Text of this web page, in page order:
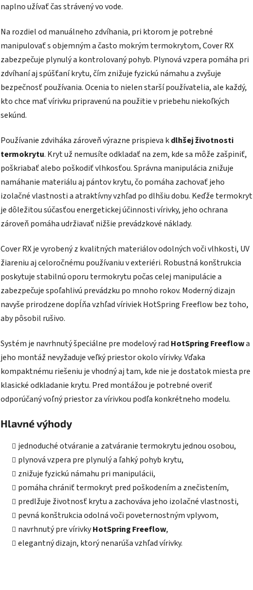
naplno užívať čas strávený vo vode.
Na rozdiel od manuálneho zdvíhania, pri ktorom je potrebné
manipulovať s objemným a často mokrým termokrytom, Cover RX
zabezpečuje plynulý a kontrolovaný pohyb. Plynová vzpera pomáha pri
zdvíhaní aj spúšťaní krytu, čím znižuje fyzickú námahu a zvyšuje
bezpečnosť používania. Ocenia to nielen starší používatelia, ale každý,
kto chce mať vírivku pripravenú na použitie v priebehu niekoľkých
sekúnd.
Používanie zdviháka zároveň výrazne prispieva kdlhšej životnosti
termokrytu. Kryt už nemusíte odkladať na zem, kde sa môže zašpiniť,
poškriabať alebo poškodiť vlhkosťou. Správna manipulácia znižuje
namáhanie materiálu aj pántov krytu, čo pomáha zachovať jeho
izolačné vlastnosti a atraktívny vzhľad po dlhšiu dobu. Keďže termokryt
je dôležitou súčasťou energetickej účinnosti vírivky, jeho ochrana
zároveň pomáha udržiavať nižšie prevádzkové náklady.
Cover RX je vyrobený z kvalitných materiálov odolných voči vlhkosti, UV
žiareniu aj celoročnému používaniu v exteriéri. Robustná konštrukcia
poskytuje stabilnú oporu termokrytu počas celej manipulácie a
zabezpečuje spoľahlivú prevádzku po mnoho rokov. Moderný dizajn
navyše prirodzene dopĺňa vzhľad víriviek HotSpring Freeflow bez toho,
aby pôsobil rušivo.
Systém je navrhnutý špeciálne pre modelový rad HotSpring Freeflowa
jeho montáž nevyžaduje veľký priestor okolo vírivky. Vďaka
kompaktnému riešeniu je vhodný aj tam, kde nie je dostatok miesta pre
klasické odkladanie krytu. Pred montážou je potrebné overiť
odporúčaný voľný priestor za vírivkou podľa konkrétneho modelu.
Hlavné výhody
jednoduché otváranie a zatváranie termokrytu jednou osobou,
plynová vzpera pre plynulý a ľahký pohyb krytu,
znižuje fyzickú námahu pri manipulácii,
pomáha chrániť termokryt pred poškodením a znečistením,
predlžuje životnosť krytu a zachováva jeho izolačné vlastnosti,
pevná konštrukcia odolná voči poveternostným vplyvom,
navrhnutý pre vírivkyHotSpring Freeflow,
elegantný dizajn, ktorý nenarúša vzhľad vírivky.